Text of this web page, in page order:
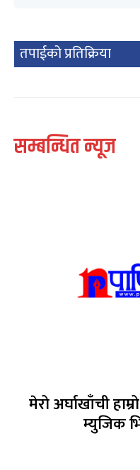
तपाईको प्रतिक्रिया
सम्बन्धित न्यूज
मेरो अर्घाखाँची
म्युजिक